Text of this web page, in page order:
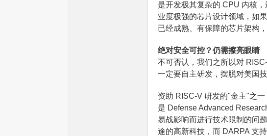
是开发极其复杂的 CPU 内核
业度极强的芯片设计领域，如
已经成熟、有保障的芯片架构
绝对安全可控？仍需擦亮眼睛
不可否认，我们之所以对
一定要自主研发，摆脱对美国
资助 RISC-V 研发的"金主"之
是 Defense Advanced
易战影响而进行技术限制的问
途的高新科技，而 DARPA 支